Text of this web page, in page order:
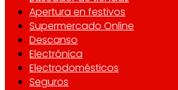
Apertura en festivos
Supermercado Online
Descanso
Electrónica
Electrodomésticos
Seguros